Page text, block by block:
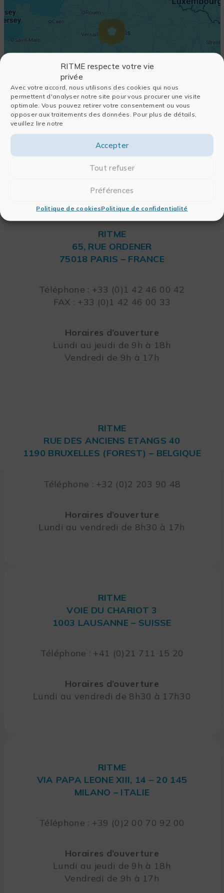
RITME respecte votre vie
privée
Avec votre accord, nous utilisons des cookies qui nous
permettent d'analyser notre site pour vous procurer une visite
optimale. Vous pouvez retirer votre consentement ou vous
opposer aux traitements des données. Pour plus de détails,
veuillez lire notre
Accepter
Tout refuser
Préférences
Politique de cookiesPolitique de confidentialité
RITME
65, RUE ORDENER
75018 PARIS – FRANCE
Téléphone : +33 (0)1 42 46 00 42
FAX : +33 (0)1 42 46 00 33
Horaires d’ouverture
Lundi au jeudi de 9h à 18h
Vendredi de 9h à 17h
RITME
RUE DES ANCIENS ETANGS 40
1190 BRUXELLES (FOREST) – BELGIQUE
Téléphone : +32 (0)2 203 90 48
Horaires d’ouverture
Lundi au vendredi de 8h30 à 17h
RITME
VOIE DU CHARIOT 3
1003 LAUSANNE – SUISSE
Téléphone : +41 (0)21 711 15 20
Horaires d’ouverture
Lundi au vendredi de 8h30 à 17h30
RITME
VIA PAPA LEONE XIII, 14 – 20 145
MILANO – ITALIE
Téléphone : +39 (0)2 00 70 92 00
Horaires d’ouverture
Lundi au jeudi de 9h à 18h
Vendredi de 9h à 17h